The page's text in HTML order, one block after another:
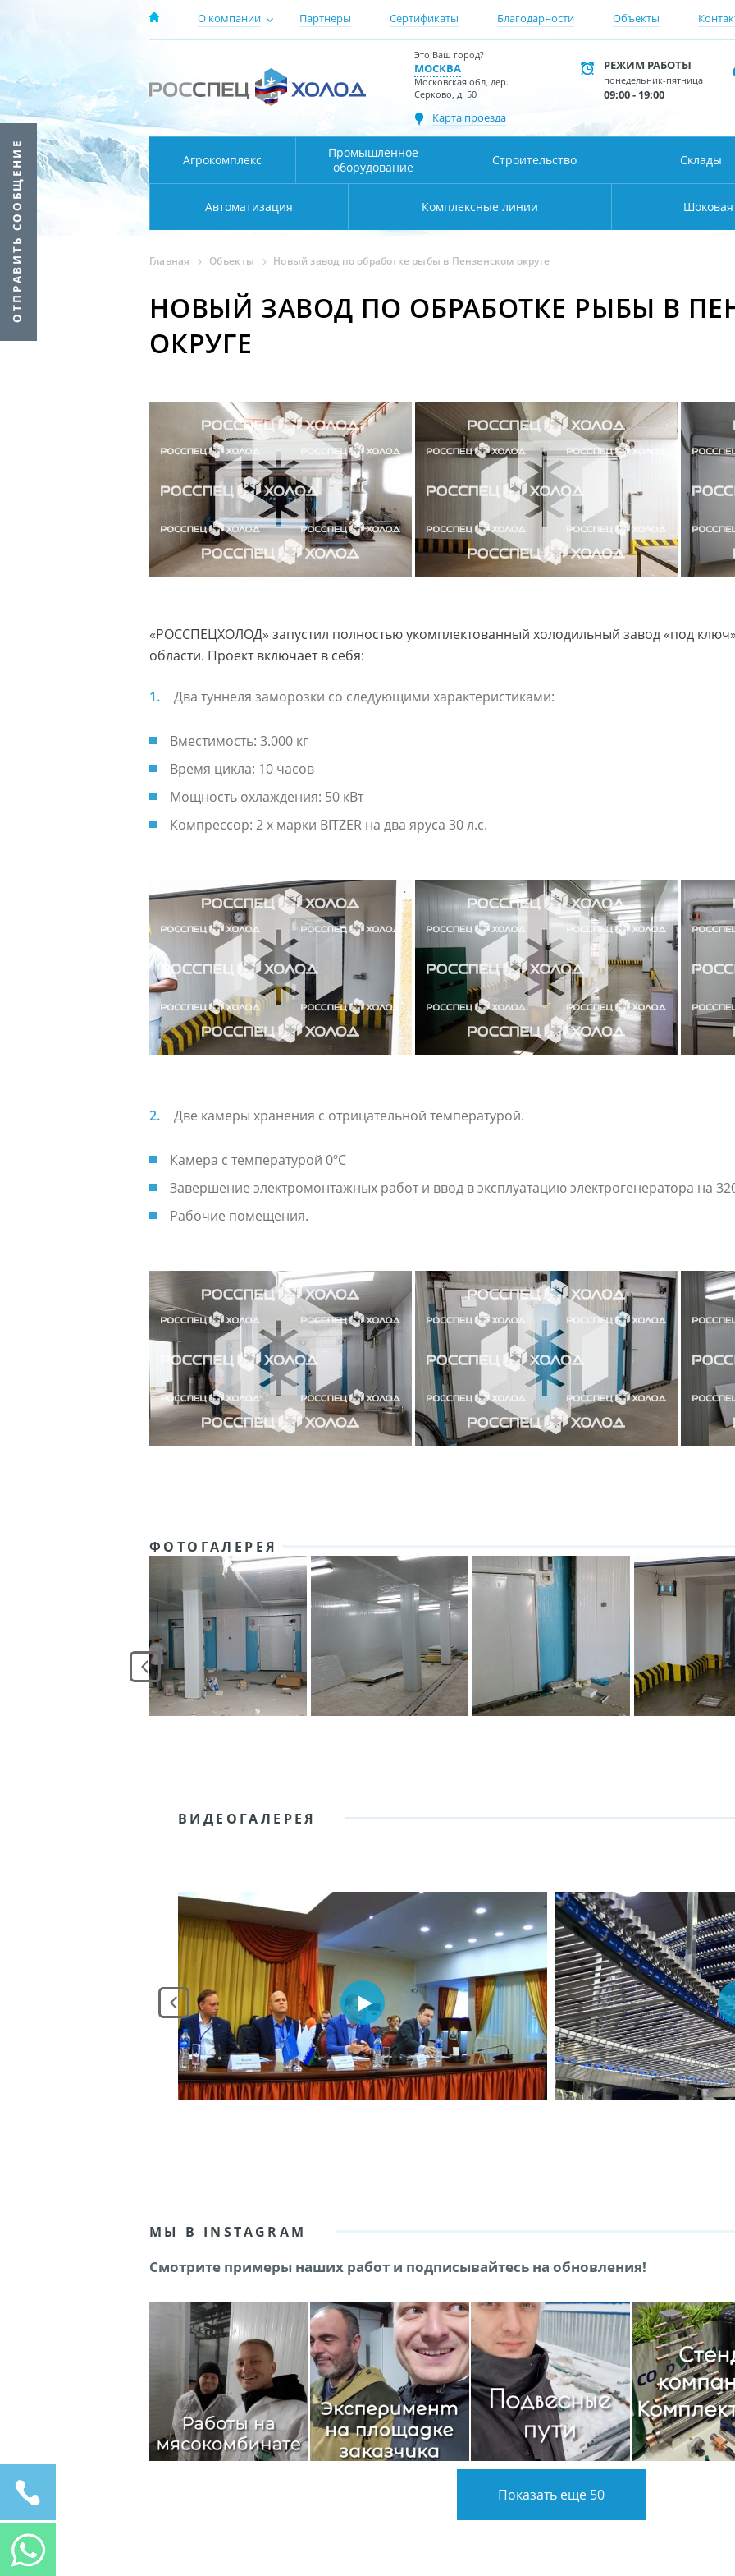
О компании Партнеры Сертификаты Благодарности Объекты
Это Ваш город?
МОСКВА
Московская обл, дер.
Серково, д. 50
Карта проезда
РЕЖИМ РАБОТЫ
понедельник-пятница
09:00 - 19:00
Агрокомплекс
Промышленное
оборудование
Строительство Склады
Автоматизация Комплексные линии Шоковая
Главная Объекты Новый завод по обработке рыбы в Пензенском округе
НОВЫЙ ЗАВОД ПО ОБРАБОТКЕ РЫБЫ В
ОКРУГЕ
«РОССПЕЦХОЛОД» запустил полностью укомплектованный холодильный завод «под
области. Проект включает в себя:
Два туннеля заморозки со следующими характеристиками:
Вместимость: 3.000 кг
Время цикла: 10 часов
Мощность охлаждения: 50 кВт
Компрессор: 2 x марки BITZER на два яруса 30 л.с.
Две камеры хранения с отрицательной температурой.
Камера с температурой 0ºC
Завершение электромонтажных работ и ввод в эксплуатацию электрогенератора на
Рабочие помещения.
ФОТОГАЛЕРЕЯ
ВИДЕОГАЛЕРЕЯ
МЫ В INSTAGRAM
Смотрите примеры наших работ и подписывайтесь на обновления!
Показать еще 50